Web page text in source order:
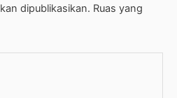
dipublikasikan. Ruas yang